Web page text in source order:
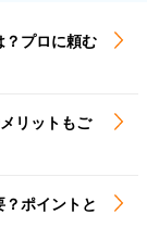
プロに頼む
リットもご
ポイントと